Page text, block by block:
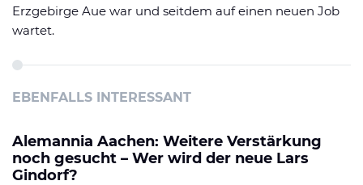
Erzgebirge Aue war und seitdem auf einen neuen Job
wartet.
EBENFALLS INTERESSANT
Alemannia Aachen: Weitere Verstärkung
noch gesucht – Wer wird der neue Lars
Gindorf?